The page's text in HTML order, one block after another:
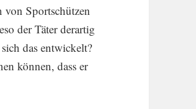
Sport­schützen
der Täter derartig
das entwi­ckelt?
können, dass er